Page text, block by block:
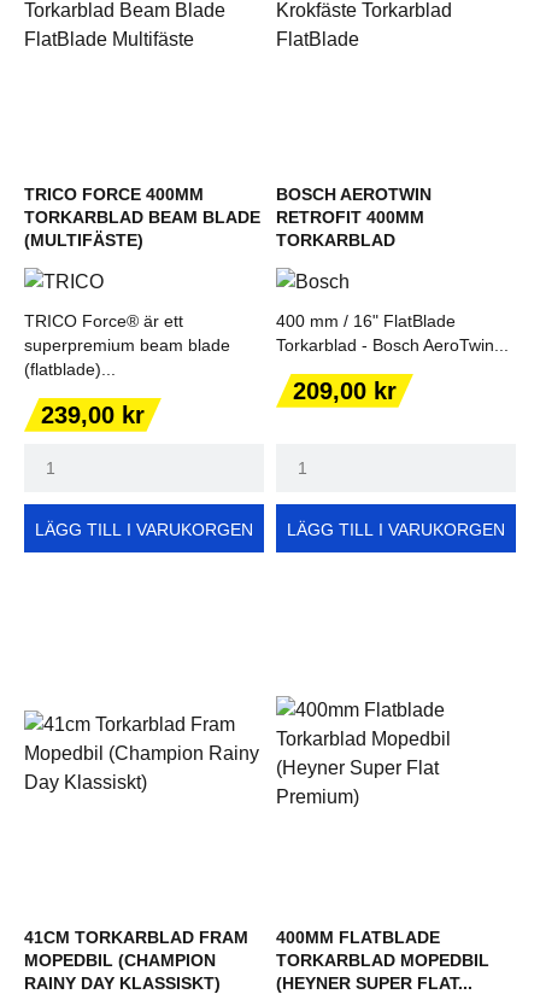
TRICO FORCE 400MM
TORKARBLAD BEAM BLADE
(MULTIFÄSTE)
TRICO Force® är ett
superpremium beam blade
(flatblade)...
Pris
239,00 kr
LÄGG TILL I VARUKORGEN
BOSCH AEROTWIN
RETROFIT 400MM
TORKARBLAD
400 mm / 16" FlatBlade
Torkarblad - Bosch AeroTwin...
Pris
209,00 kr
LÄGG TILL I VARUKORGEN
41CM TORKARBLAD FRAM
MOPEDBIL (CHAMPION
RAINY DAY KLASSISKT)
400MM FLATBLADE
TORKARBLAD MOPEDBIL
(HEYNER SUPER FLAT...